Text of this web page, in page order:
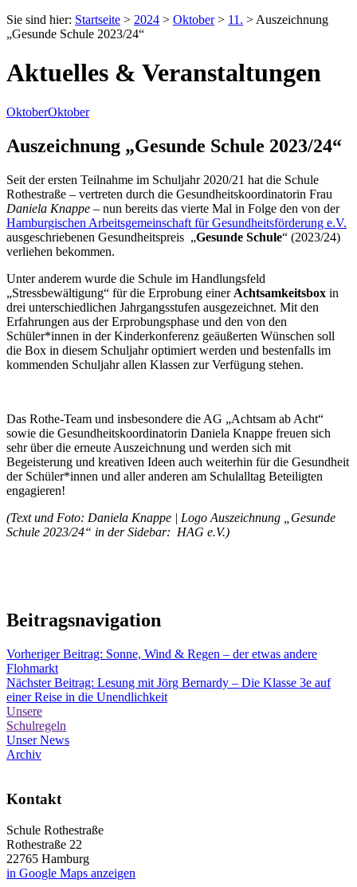
Sie sind hier: Startseite > 2024 > Oktober> 11. > Auszeichnung
„Gesunde Schule 2023/24“
Aktuelles & Veranstaltungen
OktoberOktober
Auszeichnung „Gesunde Schule 2023/24“
Seit der ersten Teilnahme im Schuljahr 2020/21 hat die Schule
Rothestraße – vertreten durch die Gesundheitskoordinatorin Frau
Daniela Knappe – nun bereits das vierte Mal in Folge den von der
Hamburgischen Arbeitsgemeinschaft für Gesundheitsförderung e.V.
ausgeschriebenen Gesundheitspreis „Gesunde Schule“ (2023/24)
verliehen bekommen.
Unter anderem wurde die Schule im Handlungsfeld
„Stressbewältigung“ für die Erprobung einer Achtsamkeitsbox in
drei unterschiedlichen Jahrgangsstufen ausgezeichnet. Mit den
Erfahrungen aus der Erprobungsphase und den von den
Schüler*innen in der Kinderkonferenz geäußerten Wünschen soll
die Box in diesem Schuljahr optimiert werden und bestenfalls im
kommenden Schuljahr allen Klassen zur Verfügung stehen.
Das Rothe-Team und insbesondere die AG „Achtsam ab Acht“
sowie die Gesundheitskoordinatorin Daniela Knappe freuen sich
sehr über die erneute Auszeichnung und werden sich mit
Begeisterung und kreativen Ideen auch weiterhin für die Gesundheit
der Schüler*innen und aller anderen am Schulalltag Beteiligten
engagieren!
(Text und Foto: Daniela Knappe | Logo Auszeichnung „Gesunde
Schule 2023/24“ in der Sidebar: HAG e.V.)
Beitragsnavigation
Vorheriger Beitrag: Sonne, Wind & Regen – der etwas andere
Flohmarkt
Nächster Beitrag: Lesung mit Jörg Bernardy – Die Klasse 3e auf
einer Reise in die Unendlichkeit
Unsere
Schulregeln
Unser News
Archiv
Kontakt
Schule Rothestraße
Rothestraße 22
22765 Hamburg
in Google Maps anzeigen